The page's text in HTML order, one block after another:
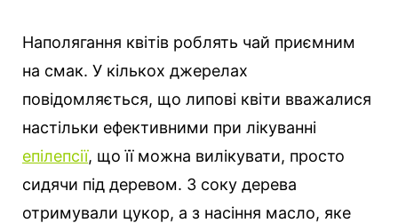
Наполягання квітів роблять чай приємним
на смак. У кількох джерелах
повідомляється, що липові квіти вважалися
настільки ефективними при лікуванні
епілепсії, що її можна вилікувати, просто
сидячи під деревом. З соку дерева
отримували цукор, а з насіння масло, яке